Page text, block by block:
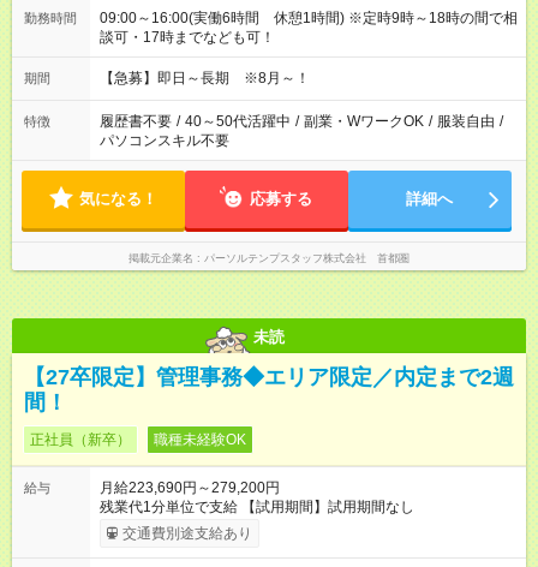
勤務時間
09:00～16:00(実働6時間 休憩1時間) ※定時9時～18時の間で相
談可・17時までなども可！
期間 【急募】即日～長期 ※8月～！
特徴 履歴書不要 / 40～50代活躍中 / 副業・WワークOK / 服装自由 /
パソコンスキル不要
気になる！ 応募する 詳細へ
掲載元企業名 パーソルテンプスタッフ株式会社 首都圏
未読
【27卒限定】管理事務◆エリア限定／内定まで2週
間！
正社員（新卒） 職種未経験OK
給与
月給223,690円～279,200円
残業代1分単位で支給 【試用期間】試用期間なし
交通費別途支給あり